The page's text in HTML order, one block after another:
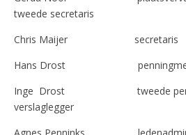
tweede secretaris
Chris Maijer secretaris
Hans Drost
Inge Drost tweede
verslaglegger